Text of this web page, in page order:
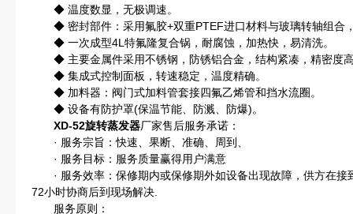
◆ 温度数显，无极调速。
◆ 密封部件：采用氟胶+双重PTEF进口材料与玻璃转轴组合
◆ 一次成型4L特氟隆复合锅，耐腐蚀，加热快，易清洗。
◆ 主要金属件采用不锈钢，防锈铝合金，结构紧凑，精密度
◆ 集成式控制面板，转速稳定，温度精确。
◆ 加料器：阀门式加料管套接四氟乙烯管和挡水流圈。
◆ 设备有防护罩(保温节能、防溅、防爆)。
XD-52旋转蒸发器厂家售后服务承诺：
· 服务宗旨：快速、果断、准确、周到、
· 服务目标：服务质量赢得用户满意
· 服务效率：保修期内或保修期外如设备出现故障，供方在接
72小时协商后到现场解决.
服务原则：